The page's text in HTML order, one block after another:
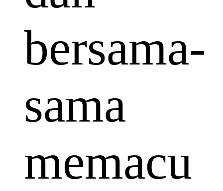
bersama-
sama
memacu